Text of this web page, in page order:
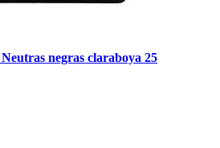
negras claraboya 25